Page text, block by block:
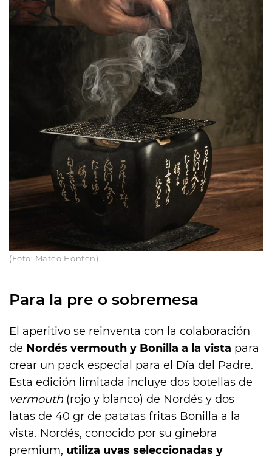
(Foto: Mateo Honten)
Para la pre o sobremesa
El aperitivo se reinventa con la colaboración
de Nordés vermouth y Bonilla a la vista para
crear un pack especial para el Día del Padre.
Esta edición limitada incluye dos botellas de
vermouth (rojo y blanco) de Nordés y dos
latas de 40 gr de patatas fritas Bonilla a la
vista. Nordés, conocido por su ginebra
premium, utiliza uvas seleccionadas y